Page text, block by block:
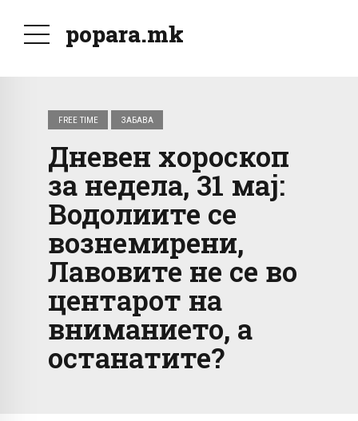
popara.mk
FREE TIME ЗАБАВА
Дневен хороскоп
за недела, 31 мај:
Водолиите се
вознемирени,
Лавовите не се во
центарот на
вниманието, а
останатите?